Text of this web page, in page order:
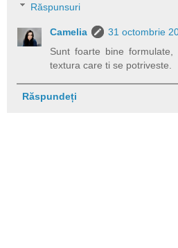
Răspunsuri
Camelia
31 octombrie
Sunt foarte bine
textura care ti se potriveste.
Răspundeți